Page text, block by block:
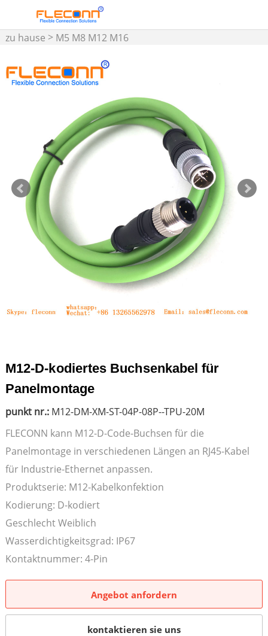
zu hause > M5 M8 M12 M16
Kabelbaugruppe>M12-
Kabel>M12 D-kodiertes
M12-D-kodiertes Buchsenkabel für
Panelmontage
punkt nr.:M12-DM-XM-ST-04P-08P--TPU-20M
FLECONN kann M12-D-Code-Buchsen für die
Panelmontage in verschiedenen Längen an RJ45-Kabel
für Industrie-Ethernet anpassen.
Produktserie: M12-Kabelkonfektion
Kodierung: D-kodiert
Geschlecht Weiblich
Wasserdichtigkeitsgrad: IP67
Kontaktnummer: 4-Pin
Angebot anfordern
kontaktieren sie uns